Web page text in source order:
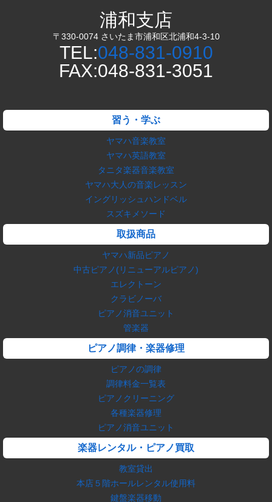
浦和支店
〒330-0074 さいたま市浦和区北浦和4-3-10
TEL:048-831-0910
FAX:048-831-3051
習う・学ぶ
ヤマハ音楽教室
ヤマハ英語教室
タニタ楽器音楽教室
ヤマハ大人の音楽レッスン
イングリッシュハンドベル
スズキメソード
取扱商品
ヤマハ新品ピアノ
中古ピアノ(リニューアルピアノ)
エレクトーン
クラビノーバ
ピアノ消音ユニット
管楽器
ピアノ調律・楽器修理
ピアノの調律
調律料金一覧表
ピアノクリーニング
各種楽器修理
ピアノ消音ユニット
楽器レンタル・ピアノ買取
教室貸出
本店５階ホールレンタル使用料
鍵盤楽器移動